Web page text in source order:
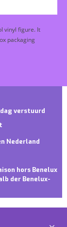
vinyl figure. It
packaging
verstuurd
Nederland
hors Benelux
der Benelux-